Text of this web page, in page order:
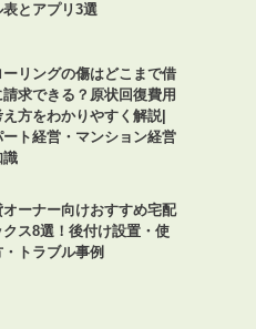
表とアプリ3選
ーリングの傷はどこまで借
請求できる？原状回復費用
方をわかりやすく解説|
ート経営・マンション経営
識
オーナー向けおすすめ宅配
クス8選！後付け設置・使
・トラブル事例